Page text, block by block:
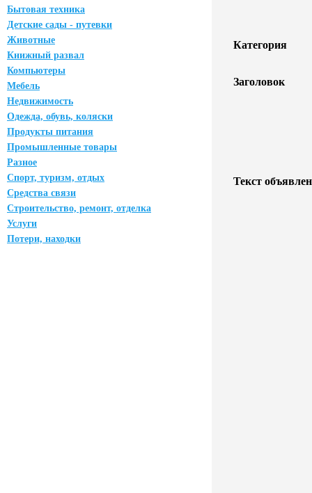
Бытовая техника
Детские сады - путевки
Животные
Книжный развал
Компьютеры
Мебель
Недвижимость
Одежда, обувь, коляски
Продукты питания
Промышленные товары
Разное
Спорт, туризм, отдых
Средства связи
Строительство, ремонт, отделка
Услуги
Потери, находки
Категория
Заголовок
Текст